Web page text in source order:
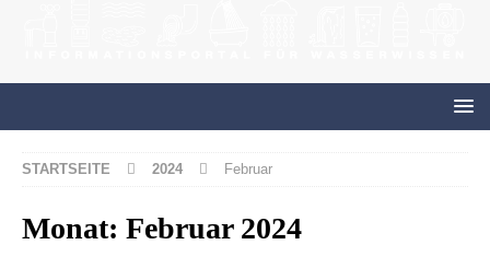
STARTSEITE 2024 Februar
Monat: Februar 2024